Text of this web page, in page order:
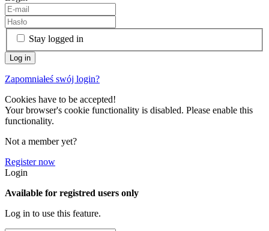
Stay logged in
Zapomniałeś swój login?
Cookies have to be accepted!
Your browser's cookie functionality is disabled. Please enable this
functionality.
Not a member yet?
Register now
Login
Available for registred users only
Log in to use this feature.